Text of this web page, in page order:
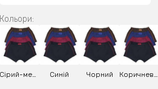
Кольори:
Сірий-меланж Синій Чорний Коричневий